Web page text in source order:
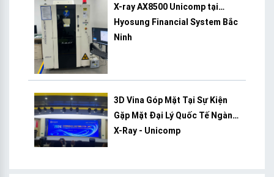
X-ray AX8500 Unicomp tại
Hyosung Financial System Bắc
Ninh
3D Vina Góp Mặt Tại Sự Kiện
Gặp Mặt Đại Lý Quốc Tế Ngành
X-Ray - Unicomp